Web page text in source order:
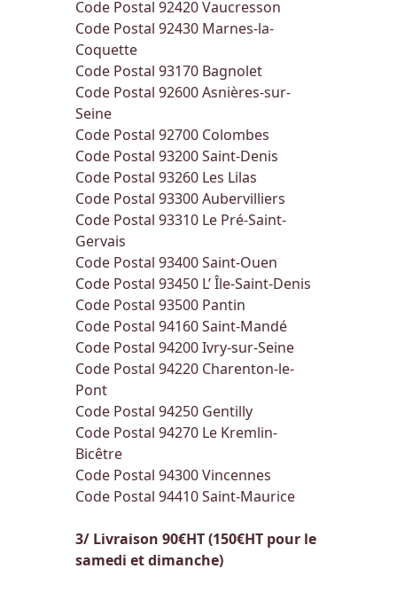
Code Postal 92420Vaucresson
Code Postal 92430 Marnes-la-
Coquette
Code Postal 93170 Bagnolet
Code Postal 92600Asnières-sur-
Seine
Code Postal 92700 Colombes
Code Postal 93200Saint-Denis
Code Postal 93260 Les Lilas
Code Postal 93300Aubervilliers
Code Postal 93310 Le Pré-Saint-
Gervais
Code Postal 93400Saint-Ouen
Code Postal 93450 L’ Île-Saint-Denis
Code Postal 93500 Pantin
Code Postal 94160Saint-Mandé
Code Postal 94200Ivry-sur-Seine
Code Postal 94220 Charenton-le-
Pont
Code Postal 94250 Gentilly
Code Postal 94270 Le Kremlin-
Bicêtre
Code Postal 94300Vincennes
Code Postal 94410Saint-Maurice
3/ Livraison 90€HT (150€HT pour le
samedi et dimanche)